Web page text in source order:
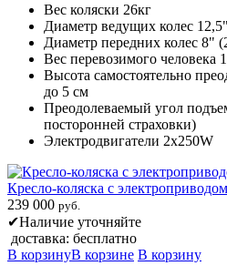
Вес коляски 26кг
Диаметр ведущих колес
Диаметр передних колес 8"
Вес перевозимого человека
Высота самостоятельно
до 5 см
Преодолеваемый угол
посторонней страховки)
Электродвигатели 2х250W
Кресло-коляска с
239 000 руб.
✔Наличие уточняйте
доставка: бесплатно
В корзинуВ корзине В корзину